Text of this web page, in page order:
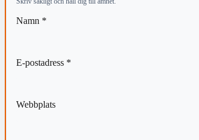
Namn *
E-postadress *
Webbplats